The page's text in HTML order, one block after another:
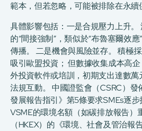
範本，但若忽略，可能被排除在永續
具體影響包括：一是合規壓力上升。
的“間接強制”，類似於“布魯塞爾效
傳播。 二是機會與風險並存。 積極
吸引歐盟投資； 但數據收集成本高
外投資軟件或培訓，初期支出達數萬
法規互動。 中國證監會（CSRC）
發展報告指引》第5條要求SMEs逐
VSME的環境名額（如碳排放報告）
（HKEX）的《環境、社會及管治報